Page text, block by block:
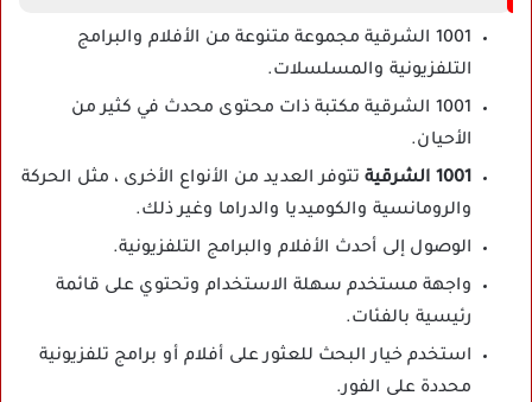
1001 الشرقية مجموعة متنوعة من الأفلام والبرامج
التلفزيونية والمسلسلات.
1001 الشرقية مكتبة ذات محتوى محدث في كثير من
الأحيان.
1001 الشرقية
تتوفر العديد من الأنواع الأخرى ، مثل الحركة
والرومانسية والكوميديا والدراما وغير ذلك.
الوصول إلى أحدث الأفلام والبرامج التلفزيونية.
واجهة مستخدم سهلة الاستخدام وتحتوي على قائمة
رئيسية بالفئات.
استخدم خيار البحث للعثور على أفلام أو برامج تلفزيونية
محددة على الفور.